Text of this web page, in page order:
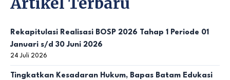
Rekapitulasi Realisasi BOSP 2026 Tahap 1 Periode 01
Januari s/d 30 Juni 2026
24 Juli 2026
Tingkatkan Kesadaran Hukum, Bapas Batam Edukasi